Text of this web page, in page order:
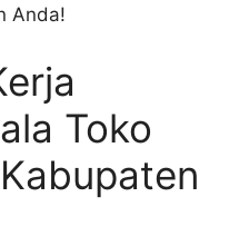
Anda!
Toko